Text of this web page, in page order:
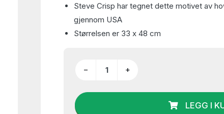
Steve Crisp har tegnet dette motivet av
gjennom USA
Størrelsen er 33 x 48 cm
− +
LEGG I